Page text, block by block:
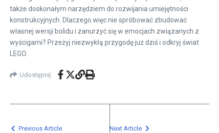
także doskonałym narzędziem do rozwijania umiejętności
konstrukcyjnych. Dlaczego więc nie spróbować zbudować
własnej wersji bolidu i zanurzyć się w emocjach związanych z
wyścigami? Przeżyj niezwykłą przygodę już dziś i odkryj świat
LEGO.
Udostępnij
Previous Article Next Article